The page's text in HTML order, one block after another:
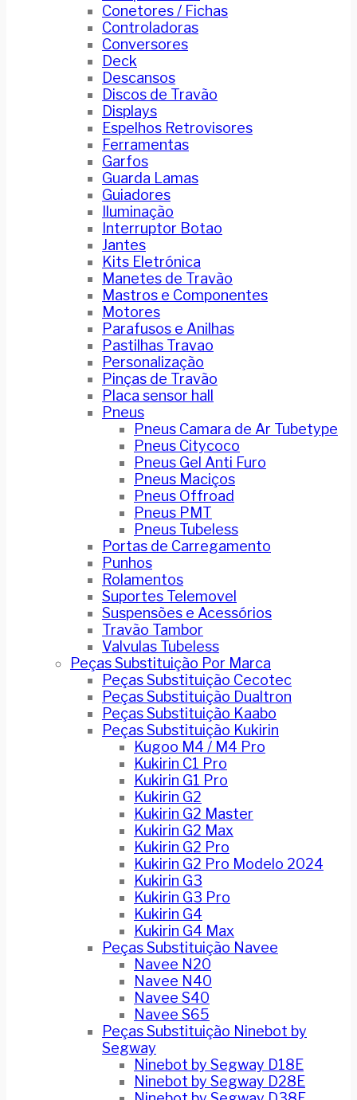
Conetores / Fichas
Controladoras
Conversores
Deck
Descansos
Discos de Travão
Displays
Espelhos Retrovisores
Ferramentas
Garfos
Guarda Lamas
Guiadores
Iluminação
Interruptor Botao
Jantes
Kits Eletrónica
Manetes de Travão
Mastros e Componentes
Motores
Parafusos e Anilhas
Pastilhas Travao
Personalização
Pinças de Travão
Placa sensor hall
Pneus
Pneus Camara de Ar Tubetype
Pneus Citycoco
Pneus Gel Anti Furo
Pneus Maciços
Pneus Offroad
Pneus PMT
Pneus Tubeless
Portas de Carregamento
Punhos
Rolamentos
Suportes Telemovel
Suspensões e Acessórios
Travão Tambor
Valvulas Tubeless
Peças Substituição Por Marca
Peças Substituição Cecotec
Peças Substituição Dualtron
Peças Substituição Kaabo
Peças Substituição Kukirin
Kugoo M4 / M4 Pro
Kukirin C1 Pro
Kukirin G1 Pro
Kukirin G2
Kukirin G2 Master
Kukirin G2 Max
Kukirin G2 Pro
Kukirin G2 Pro Modelo 2024
Kukirin G3
Kukirin G3 Pro
Kukirin G4
Kukirin G4 Max
Peças Substituição Navee
Navee N20
Navee N40
Navee S40
Navee S65
Peças Substituição Ninebot by
Segway
Ninebot by Segway D18E
Ninebot by Segway D28E